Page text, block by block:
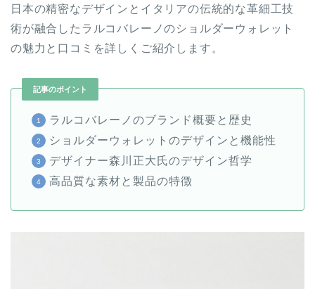
日本の精密なデザインとイタリアの伝統的な革細工技
術が融合したラルコバレーノのショルダーウォレット
の魅力と口コミを詳しくご紹介します。
記事のポイント
ラルコバレーノのブランド概要と歴史
ショルダーウォレットのデザインと機能性
デザイナー森川正大氏のデザイン哲学
高品質な素材と製品の特徴